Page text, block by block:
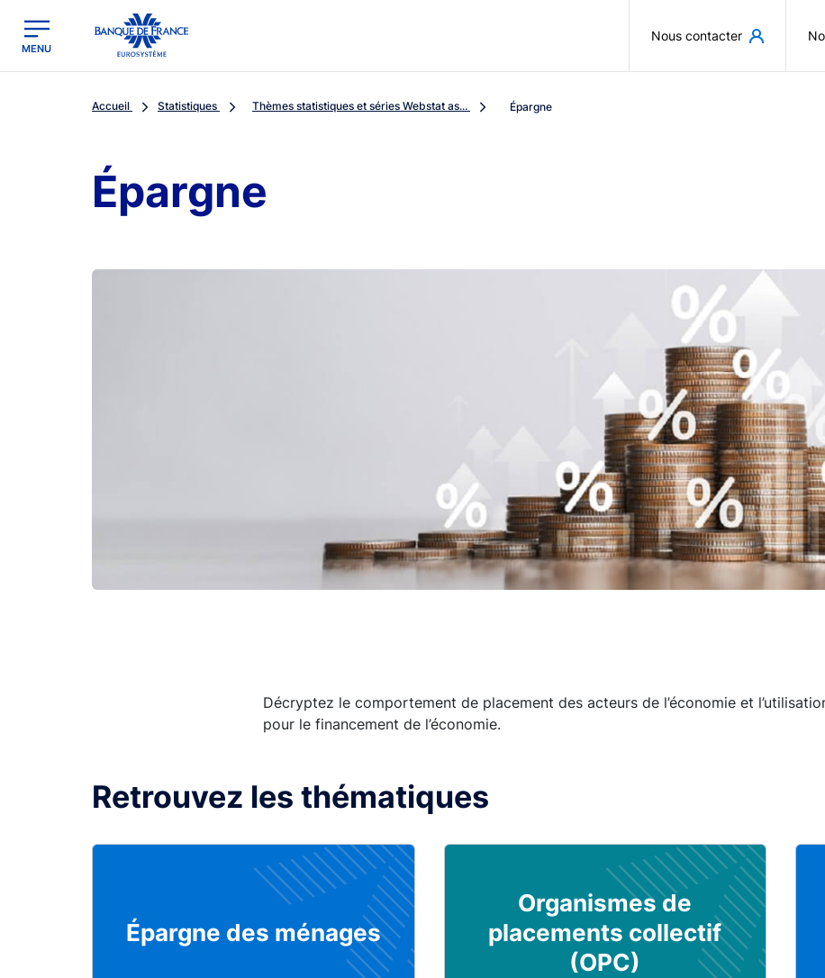
Banque de France - Menu Principal
MENU
Nous contacter
Accueil Statistiques Thèmes statistiques et séries Webstat as... Épargne
Épargne
Décryptez le comportement de placement des acteurs de l’économie et
pour le financement de l’économie.
Retrouvez les thématiques
Épargne des ménages
Organismes de
placements collectif
(OPC)